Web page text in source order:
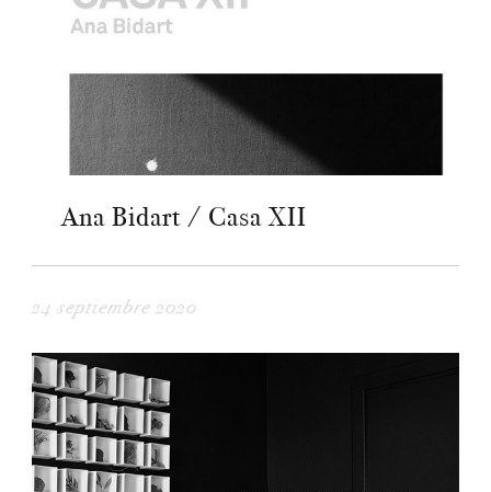
Ana Bidart / Casa XII
24 septiembre 2020